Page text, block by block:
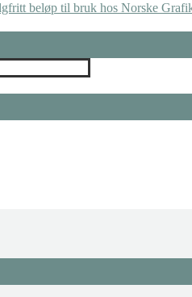
beløp til bruk hos Norske